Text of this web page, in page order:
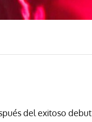
del exitoso debut